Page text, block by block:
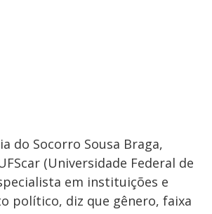
do Socorro Sousa Braga,
(Universidade Federal de
em instituições e
político, diz que gênero, faixa